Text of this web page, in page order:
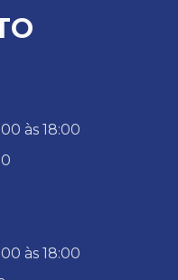
às 18:00
às 18:00